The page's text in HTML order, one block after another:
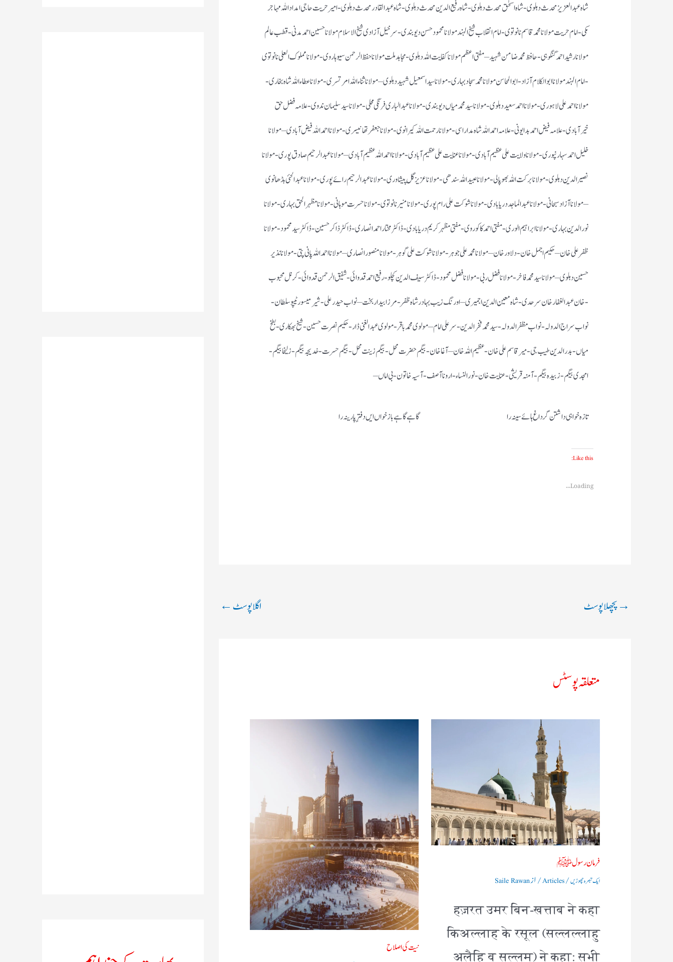
شاہ عبد العزیز محدث دہلوی- شاہ اسحٰق محدث دہلوی- شاہ رفیع الدین محدث دہلوی- شاہ عبد القادر محدث دہلوی- امیر حریت حاجی امداد اللہ مہاجر
مکی -امام حریت مولانا محمد قاسم نانوتوی- امام انقلاب شیخ الہند مولانا محمود حسن دیوبندی-سرخیل آزادی شیخ الاسلام مولانا حسین احمد مدنی- قطب عالم
مولانا رشید احمد گنگوہی- حافظ محمد ضامن شہید – مفتی اعظم مولانا کفایت اللہ دہلوی- مجاہد ملت مولانا حفظ الرحمن سیوہاروی- مولانا مملوک العلی نانوتوی
-امام الہند مولانا ابوالکلام آزاد- ابو المحاسن مولانا محمد سجاد بہاری- مولانا سید اسمعیل شہید دہلوی – مولانا ثناء اللہ امرتسری- مولانا عطاء اللہ شاہ بخاری-
مولانا احمد علی لاہوری-مولانا احمد سعید دہلوی- مولانا سید محمد میاں دیوبندی- مولانا عبد الباری فرنگی محلی- مولانا سید سلیمان ندوی- علامہ فضل حق
خیرآبادی- علامہ فیض احمد بدایونی- علامہ احمد اللہ شاہ مداراسی- مولانا رحمت اللہ کیرانوی- مولانا جعفر تھانیسری- مولانا احمد اللہ فیض آبادی – مولانا
خلیل احمد سہارنپوری- مولانا ولایت علی عظیم آبادی- مولانا عنایت علی عظیم آبادی- مولانا احمد اللہ عظیم آبادی – مولانا عبد الرحیم صادق پوری- مولانا
نصیر الدین دہلوی- مولانا برکت اللہ بھوپالی- مولانا عبید اللہ سندھی- مولانا عزیز گل پیشاوری- مولانا عبد الرحیم رائے پوری- مولانا عبد الحئی بڈھانوی
– مولانا آزاد سبحانی- مولانا عبد الماجد دریابادی- مولانا شوکت علی رام پوری- مولانا منیر نانوتوی- مولانا حسرت موہانی- مولانا مظہر الحق بہاری- مولانا
نورالدین بہاری- مولانا ابراہیم الوری-مفتی احمد کاکوروی-مفتی مظہر کریم دریابادی- ڈاکٹر مختار احمد انصاری- ڈاکٹر ذاکر حسین- ڈاکٹر سید محمود -مولانا
ظفر علی خان – حکیم اجمل خان -دلاور خان – مولانا محمد علی جوہر-مولانا شوکت علی گوہر- مولانا منصور انصاری – مولانا احمد اللہ پانی پتی- مولانا نذیر
حسین دہلوی – مولانا سید محمد فاخر -مولانا فضل ربی- مولانا فضل محمود -ڈاکٹر سیف الدین کچلو-رفیع احمد قدوائی-شفیق الرحمن قدوائی- کرنل محبوب
-خان عبدالغفار خان سرحدی- شاہ معین الدین اجمیری – اورنگ زیب بہادر شاہ ظفر-مرزا بیدار بخت – نواب حیدر علی- شیر میسور ٹیپو سلطان-
نواب سراج الدولہ- نواب مظفر الدولہ- سید محمد فخر الدین- سر علی امام – مولوی محمد باقر- مولوی عبد الغنی ڈار- حکیم نصرت حسین -شیخ بھکاری- بطخ
میاں- بدر الدین طیب جی- میر قاسم علی خان- عظیم اللہ خان –آغاخان- بیگم حضرت محل- بیگم زینت محل- بیگم حسرت- خدیجہ بیگم -زلیخا بیگم-
امجدی بیگم-زبیدہ بیگم- آمنہ قریشی-عنایت خان- نورالنساء- ارونا آصف-آسیہ خاتون-بی اماں –
تازہ خواہی داشتن گر داغ ہائے سینہ را گاہے گاہے باز خواں ایں دفترِ پارینہ را
Like this:
Loading...
→پچھلا پوسٹ اگلا پوسٹ←
متعلقہ پوسٹس
فرمان رسولﷺ
ایک تبصرہ چھوڑیں/
Articles/ ازSaile Rawan
हज़रत उमर बिन-खत्ताब ने कहा
किअल्लाह के रसूल (सल्लल्लाहु
अलैहि व सल्लम) ने कहा: सभी
نیت کی اصلاح